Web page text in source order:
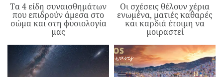
Τα 4 είδη συναισθημάτων
που επιδρούν άμεσα στο
σώμα και στη φυσιολογία
μας
Οι σχέσεις θέλουν χέρια
ενωμένα, ματιές καθαρές
και καρδιά έτοιμη να
μοιραστεί